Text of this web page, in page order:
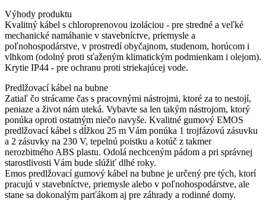
Výhody produktu
Kvalitný kábel s chloroprenovou izoláciou - pre stredné a veľké
mechanické namáhanie v stavebníctve, priemysle a
poľnohospodárstve, v prostredí obyčajnom, studenom, horúcom i
vlhkom (odolný proti sťaženým klimatickým podmienkam i olejom).
Krytie IP44 - pre ochranu proti striekajúcej vode.
Predlžovací kábel na bubne
Zatiaľ čo strácame čas s pracovnými nástrojmi, ktoré za to nestojí,
peniaze a život nám uteká. Vybavte sa len takým nástrojom, ktorý
ponúka oproti ostatným niečo navyše. Kvalitné gumový EMOS
predlžovací kábel s dĺžkou 25 m Vám ponúka 1 trojfázovú zásuvku
a 2 zásuvky na 230 V, tepelnú poistku a kotúč z takmer
nerozbitného ABS plastu. Odolá nechceným pádom a pri správnej
starostlivosti Vám bude slúžiť dlhé roky.
Emos predlžovací gumový kábel na bubne je určený pre tých, ktorí
pracujú v stavebníctve, priemysle alebo v poľnohospodárstve, ale
stane sa dokonalým parťákom aj pre záhrady a rodinné domy.